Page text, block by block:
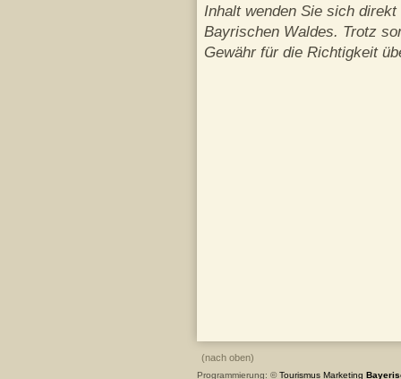
Inhalt wenden Sie sich
Bayrischen Waldes. Trotz
Gewähr für die Richtigkeit
(nach oben)
Programmierung: ©Tourismus Marketing